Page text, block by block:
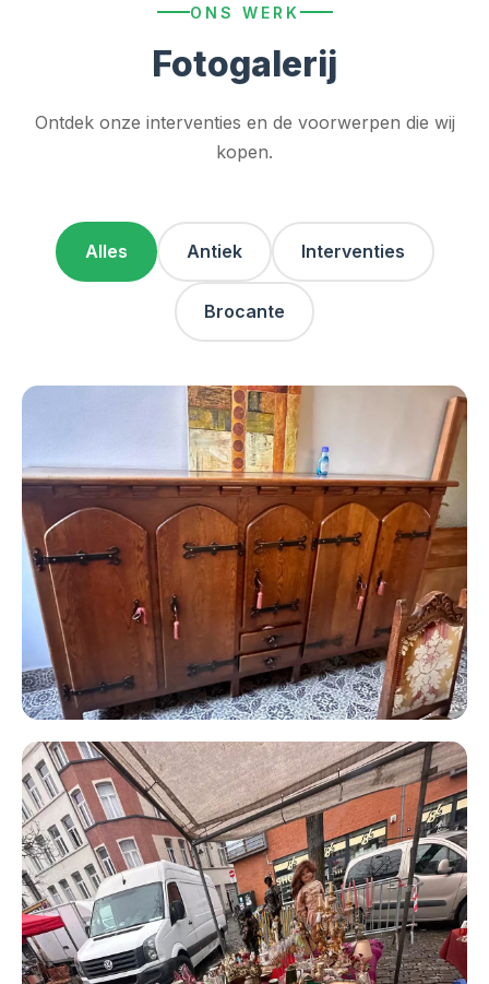
ONS WERK
Fotogalerij
Ontdek onze interventies en de voorwerpen die wij
kopen.
Alles Antiek Interventies
Brocante